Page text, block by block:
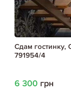
Сдам гостинку,
791954/4
6 300 грн